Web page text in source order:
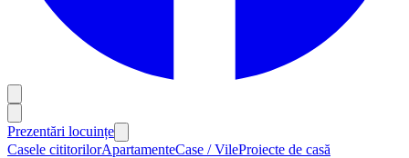
Prezentări locuințe
Casele cititorilorApartamenteCase / VileProiecte de casă